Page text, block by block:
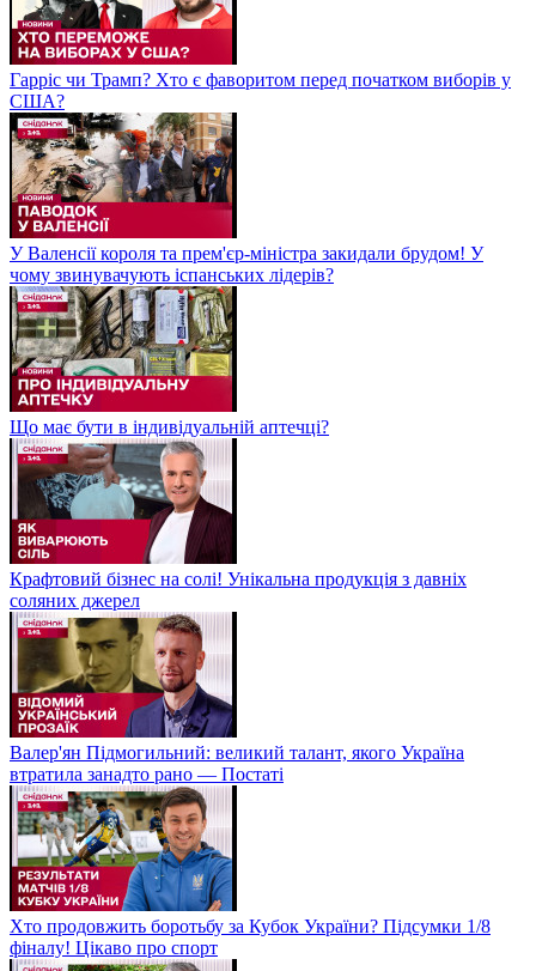
Гарріс чи Трамп? Хто є фаворитом перед початком виборів у
США?
У Валенсії короля та прем'єр-міністра закидали брудом! У
чому звинувачують іспанських лідерів?
Що має бути в індивідуальній аптечці?
Крафтовий бізнес на солі! Унікальна продукція з давніх
соляних джерел
Валер'ян Підмогильний: великий талант, якого Україна
втратила занадто рано — Постаті
Хто продовжить боротьбу за Кубок України? Підсумки 1/8
фіналу! Цікаво про спорт